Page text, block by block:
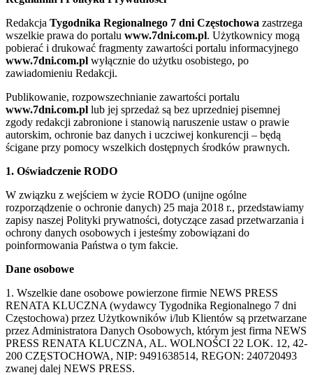
Redakcja Tygodnika Regionalnego 7 dni Częstochowa zastrzega
wszelkie prawa do portalu www.7dni.com.pl. Użytkownicy mogą
pobierać i drukować fragmenty zawartości portalu informacyjnego
www.7dni.com.pl wyłącznie do użytku osobistego, po
zawiadomieniu Redakcji.
Publikowanie, rozpowszechnianie zawartości portalu
www.7dni.com.pl lub jej sprzedaż są bez uprzedniej pisemnej
zgody redakcji zabronione i stanowią naruszenie ustaw o prawie
autorskim, ochronie baz danych i uczciwej konkurencji – będą
ścigane przy pomocy wszelkich dostępnych środków prawnych.
1. Oświadczenie RODO
W związku z wejściem w życie RODO (unijne ogólne
rozporządzenie o ochronie danych) 25 maja 2018 r., przedstawiamy
zapisy naszej Polityki prywatności, dotyczące zasad przetwarzania i
ochrony danych osobowych i jesteśmy zobowiązani do
poinformowania Państwa o tym fakcie.
Dane osobowe
1. Wszelkie dane osobowe powierzone firmie NEWS PRESS
RENATA KLUCZNA (wydawcy Tygodnika Regionalnego 7 dni
Częstochowa) przez Użytkowników i/lub Klientów są przetwarzane
przez Administratora Danych Osobowych, którym jest firma NEWS
PRESS RENATA KLUCZNA, AL. WOLNOŚCI 22 LOK. 12, 42-
200 CZĘSTOCHOWA, NIP: 9491638514, REGON: 240720493
zwanej dalej NEWS PRESS.